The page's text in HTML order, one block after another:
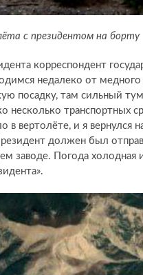
с президентом на борту
корреспондент
недалеко от медного
посадку, там сильный
несколько транспортных
вертолёте, и я вернулся
должен был
заводе. Погода